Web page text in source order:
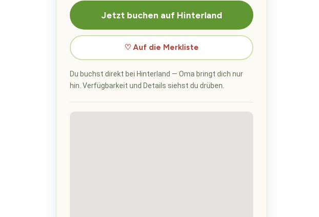
Jetzt buchen auf Hinterland
♡ Auf die Merkliste
Du buchst direkt bei Hinterland — Oma bringt dich nur
hin. Verfügbarkeit und Details siehst du drüben.